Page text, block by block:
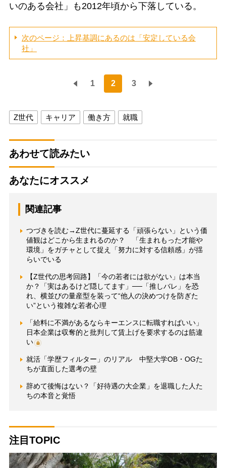
いのある会社」も2012年頃から下落している。
次のページ：上昇基調にあるのは「安定している会
社」
1 2 3
Z世代 キャリア 働き方 就職
あわせて読みたい
あなたにオススメ
関連記事
つづきを読む→Z世代に蔓延する「頑張らない」という価
値観はどこから生まれるのか？ 「生まれもった才能や
環境」をガチャとして捉え「努力に対する信頼感」が揺
らいでいる
【Z世代の思考回路】「今の若者には欲がない」は本当
か？「実はあるけど隠してます」──「推しバレ」を恐
れ、横並びの量産型を装って“他人の決めつけを防ぎた
い”という複雑な若者心理
「給料に不満があるならキーエンスに転職すればいい」
日本企業は収奪的と批判して賃上げを要求するのは筋違
い
就活「学歴フィルター」のリアル 中堅大学OB・OGた
ちが直面した選考の壁
辞めて後悔はない？「好待遇の大企業」を退職した人た
ちの本音と覚悟
注目TOPIC